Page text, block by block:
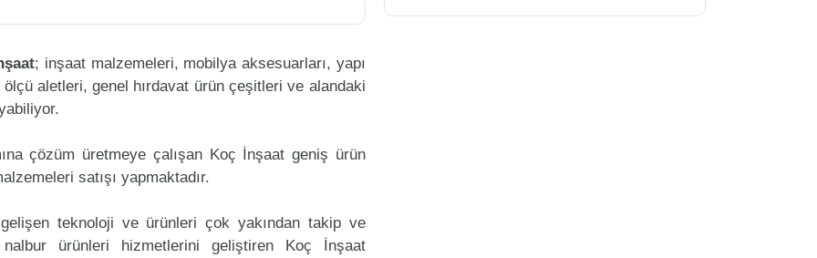
; inşaat malzemeleri, mobilya aksesuarları, yapı
aletleri, genel hırdavat ürün çeşitleri ve alandaki
çözüm üretmeye çalışan Koç İnşaat geniş ürün
satışı yapmaktadır.
teknoloji ve ürünleri çok yakından takip ve
ürünleri hizmetlerini geliştiren Koç İnşaat